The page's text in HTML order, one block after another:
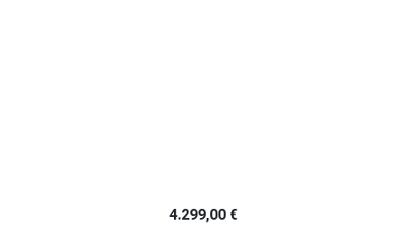
4.299,00 €